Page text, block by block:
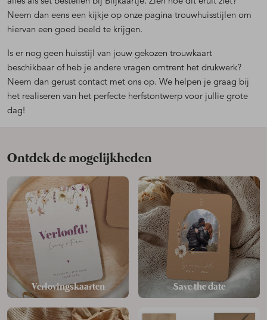
Neem dan eens een kijkje op onze pagina trouwhuisstijlen om
hiervan een goed beeld te krijgen.
Is er nog geen huisstijl van jouw gekozen trouwkaart
beschikbaar of heb je andere vragen omtrent het drukwerk?
Neem dan gerust contact met ons op. We helpen je graag bij
het realiseren van het perfecte herfstontwerp voor jullie grote
dag!
Ontdek de mogelijkheden
Verlovingskaarten Save the date